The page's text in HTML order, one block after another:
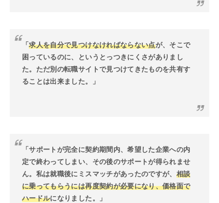
「求人を自分で見つけなければならない点が、そこで
困っているのに、というとっつきにくさがありまし
た。ただ別の転職サイトで見つけてきたものを共有す
ることは出来ました。」
「サポートが完全に契約期間内、希望した企業への内
定で終わってしまい、その後のサポートが得られませ
ん。私は就職後にミスマッチがあったのですが、 相談
に乗ってもらうには再度契約が必要になり、価格面で
ハードルになりました。」